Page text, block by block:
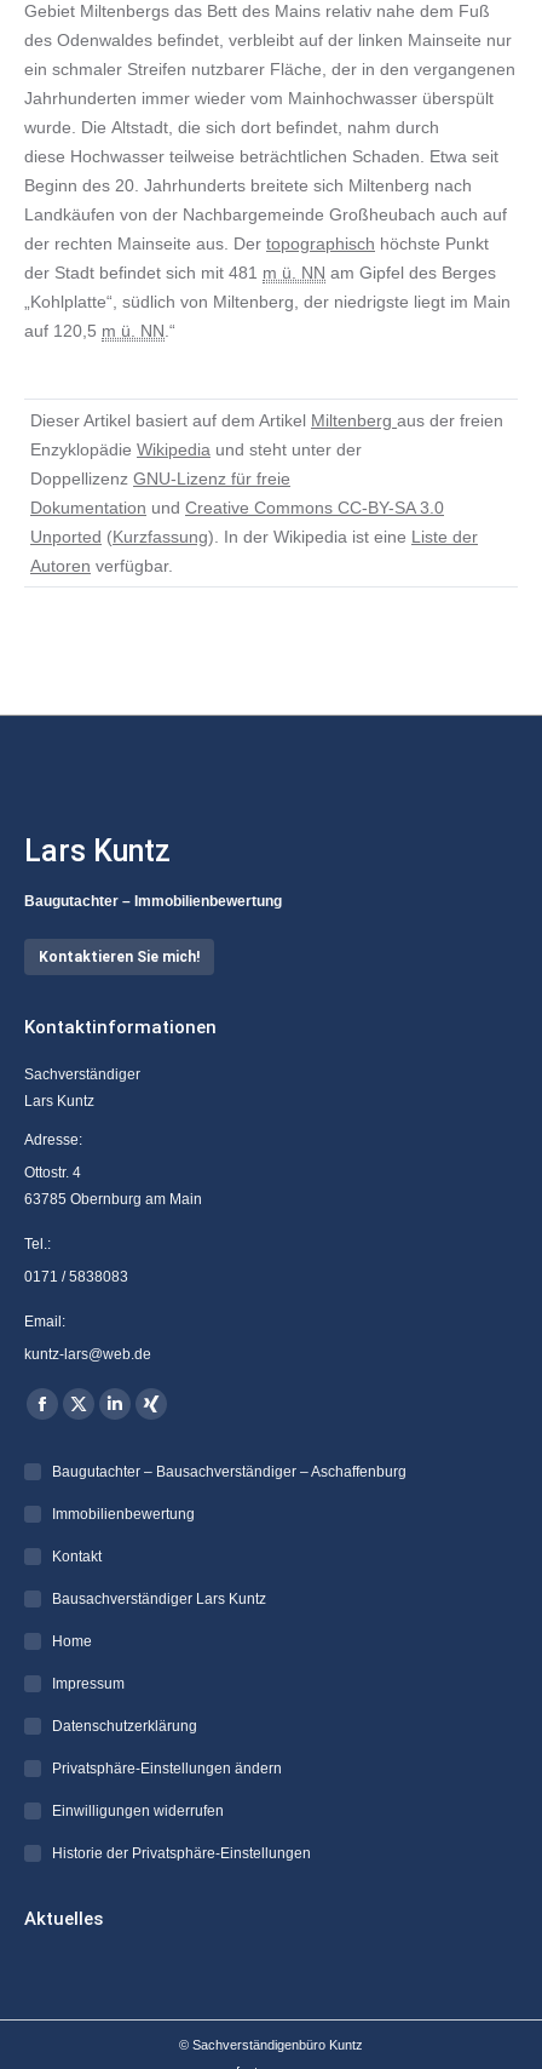
Gebiet Miltenbergs das Bett des Mains relativ nahe dem Fuß
des Odenwaldes befindet, verbleibt auf der linken Mainseite nur
ein schmaler Streifen nutzbarer Fläche, der in den vergangenen
Jahrhunderten immer wieder vom Mainhochwasser überspült
wurde. Die Altstadt, die sich dort befindet, nahm durch
diese Hochwasser teilweise beträchtlichen Schaden. Etwa seit
Beginn des 20. Jahrhunderts breitete sich Miltenberg nach
Landkäufen von der Nachbargemeinde Großheubach auch auf
der rechten Mainseite aus. Der topographisch höchste Punkt
der Stadt befindet sich mit 481 m ü. NN am Gipfel des Berges
„Kohlplatte“, südlich von Miltenberg, der niedrigste liegt im Main
auf 120,5 m ü. NN .“
Dieser Artikel basiert auf dem Artikel Miltenberg aus der freien
Enzyklopädie Wikipedia und steht unter der
Doppellizenz GNU-Lizenz für freie
Dokumentation und Creative Commons CC-BY-SA 3.0
Unported (Kurzfassung). In der Wikipedia ist eine Liste der
Autoren verfügbar.
Lars Kuntz
Baugutachter – Immobilienbewertung
Kontaktieren Sie mich!
Kontaktinformationen
Sachverständiger
Lars Kuntz
Adresse:
Ottostr. 4
63785 Obernburg am Main
Tel.:
0171 / 5838083
Email:
kuntz-lars@web.de
Finden Sie uns auf:
Facebook
opens
in
X
opens
in
Linkedin
opens
in
XING
opens
in
Baugutachter – Bausachverständiger – Aschaffenburg
Immobilienbewertung
Kontakt
Bausachverständiger Lars Kuntz
Home
Impressum
Datenschutzerklärung
Privatsphäre-Einstellungen ändern
Einwilligungen widerrufen
Historie der Privatsphäre-Einstellungen
Aktuelles
© Sachverständigenbüro Kuntz